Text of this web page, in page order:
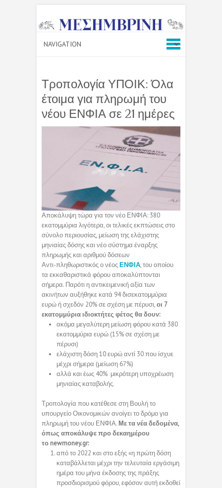
Τροπολογία ΥΠΟΙΚ: Όλα
έτοιμα για πληρωμή του
νέου ΕΝΦΙΑ σε 21 ημέρες
Αποκάλυψη τώρα για τον νέο ΕΝΦΙΑ: 380
εκατομμύρια λιγότερα, οι τελικές εκπτώσεις στο
σύνολο περιουσίας, μείωση της ελάχιστης
μηνιαίας δόσης και νέο σύστημα έναρξης
πληρωμής και αριθμού δόσεων
Αντι-πληθωριστικός ο νέοςΕΝΦΙΑ, του οποίου
τα εκκαθαριστικά φόρου αποκαλύπτονται
σήμερα. Παρότι η αντικειμενική αξία των
ακινήτων αυξήθηκε κατά 94 δισεκατομμύρια
ευρώ ή σχεδόν 20% σε σχέση με πέρυσι,οι 7
εκατομμύρια ιδιοκτήτες φέτος θα δουν:
ακόμα μεγαλύτερη μείωση φόρου κατά 380
εκατομμύρια ευρώ (15% σε σχέση με
πέρυσι)
ελάχιστη δόση 10 ευρώ αντί 30 που ίσχυε
μέχρι σήμερα (μείωση 67%)
αλλά και έως 40% μικρότερη υποχρέωση
μηνιαίας καταβολής.
Τροπολογία που κατέθεσε στη Βουλή το
υπουργείο Οικονομικών ανοίγει το δρόμο για
πληρωμή του νέου ΕΝΦΙΑ. Με τα νέα δεδομένα,
όπως αποκάλυψε προ δεκαημέρου
το newmoney.gr:
από το 2022 και στο εξής «η πρώτη δόση
καταβάλλεται μέχρι την τελευταία εργάσιμη
ημέρα του μήνα έκδοσης της πράξης
προσδιορισμού φόρου, εφόσον αυτή εκδοθεί